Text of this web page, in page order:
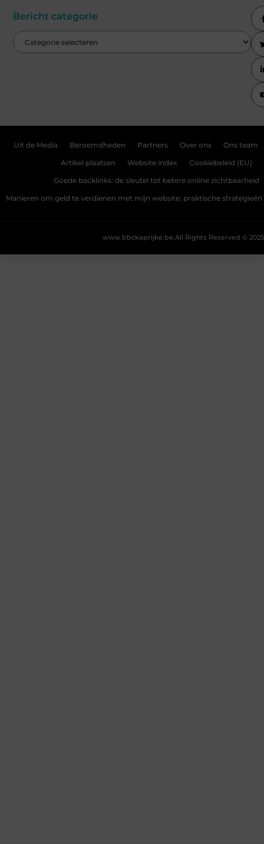
Bericht categorie
Uit de Media Beroemdheden Partners Over ons Ons team
Artikel plaatsen Website index Cookiebeleid (EU)
Goede backlinks: de sleutel tot betere online zichtbaarheid
Manieren om geld te verdienen met mijn website: praktische strategieën
All Rights Reserved © 2025
www.bbckaprijke.be.